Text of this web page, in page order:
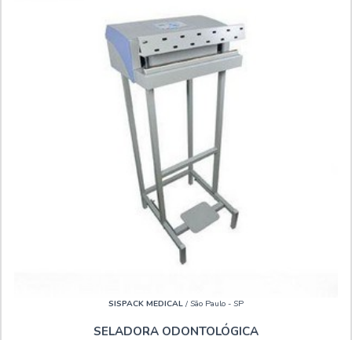
SISPACK MEDICAL / São Paulo - SP
SELADORA ODONTOLÓGICA